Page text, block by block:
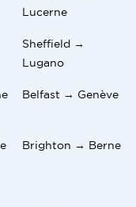
Lucerne
Sheffield →
Lugano
Belfast → Genève
Brighton → Berne